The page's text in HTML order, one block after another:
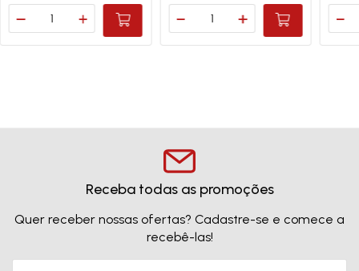
Receba todas as promoções
Quer receber nossas ofertas? Cadastre-se e comece a
recebê-las!